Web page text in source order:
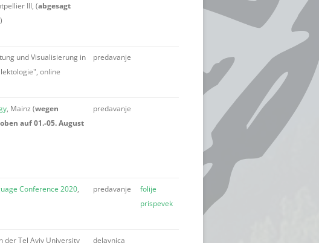
III, (abgesagt
)
und Visualisierung in
online
predavanje
, Mainz (wegen
auf 01.-05. August
predavanje
Conference 2020,
predavanje
folije
prispevek
der Tel Aviv University delavnica